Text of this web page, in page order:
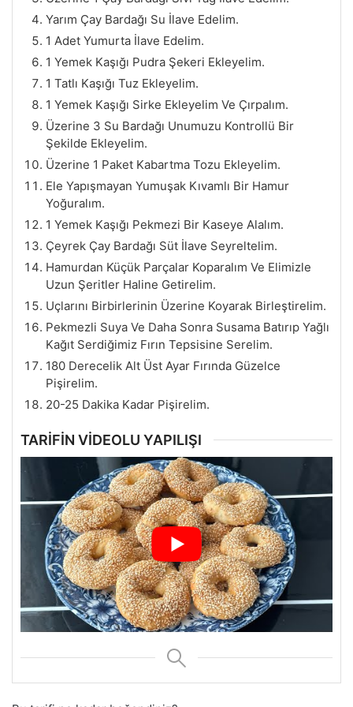
Yarım Çay Bardağı Su İlave Edelim.
1 Adet Yumurta İlave Edelim.
1 Yemek Kaşığı Pudra Şekeri Ekleyelim.
1 Tatlı Kaşığı Tuz Ekleyelim.
1 Yemek Kaşığı Sirke Ekleyelim Ve Çırpalım.
Üzerine 3 Su Bardağı Unumuzu Kontrollü Bir
Şekilde Ekleyelim.
Üzerine 1 Paket Kabartma Tozu Ekleyelim.
Ele Yapışmayan Yumuşak Kıvamlı Bir Hamur
Yoğuralım.
1 Yemek Kaşığı Pekmezi Bir Kaseye Alalım.
Çeyrek Çay Bardağı Süt İlave Seyreltelim.
Hamurdan Küçük Parçalar Koparalım Ve Elimizle
Uzun Şeritler Haline Getirelim.
Uçlarını Birbirlerinin Üzerine Koyarak Birleştirelim.
Pekmezli Suya Ve Daha Sonra Susama Batırıp Yağlı
Kağıt Serdiğimiz Fırın Tepsisine Serelim.
180 Derecelik Alt Üst Ayar Fırında Güzelce
Pişirelim.
20-25 Dakika Kadar Pişirelim.
TARİFİN VİDEOLU YAPILIŞI